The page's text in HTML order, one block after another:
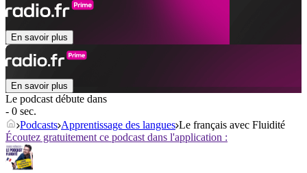
En savoir plus
En savoir plus
Le podcast débute dans
- 0 sec.
Podcasts Apprentissage des langues Le français avec Fluidité
Écoutez gratuitement ce podcast dans l'application :